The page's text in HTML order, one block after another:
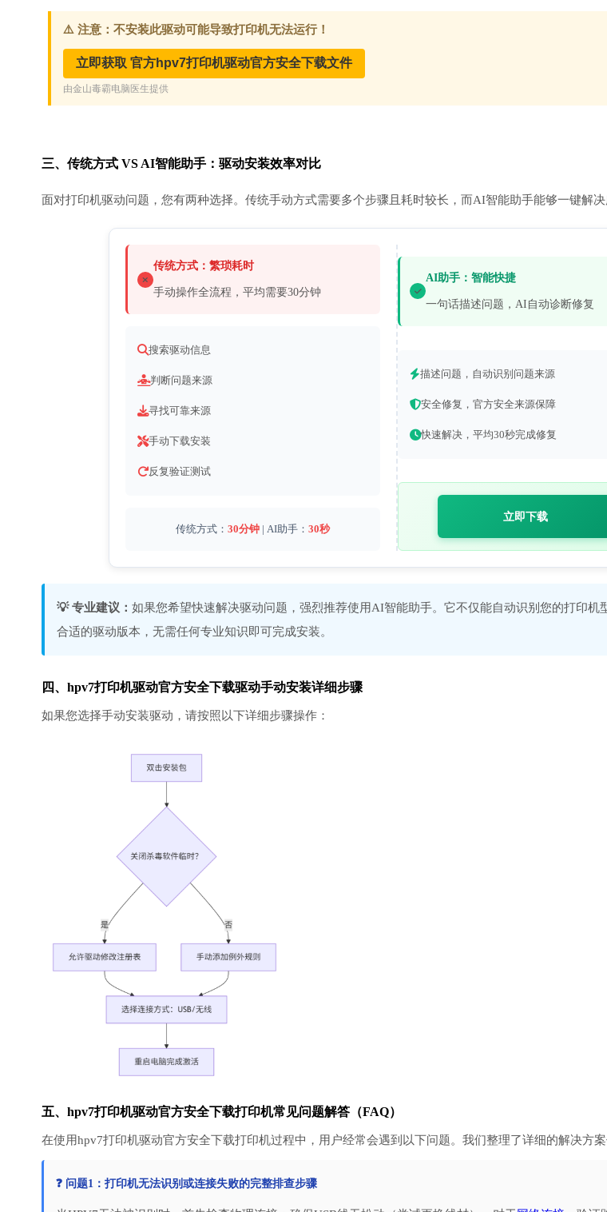
三、传统方式 VS AI智能助手：驱动安装效率对比
面对打印机驱动问题，您有两种选择。传统手动方式需要多个步骤且耗时较长，而AI智能助手能够一键解决
传统方式：繁琐耗时
手动操作全流程，平均需要30分钟
搜索驱动信息
判断问题来源
寻找可靠来源
手动下载安装
反复验证测试
传统方式： 30分钟 | AI助手： 30秒
AI助手：智能快捷
一句话描述问题，AI自动诊断修复
描述问题，自动识别问题来源
安全修复，官方安全来源保障
快速解决，平均30秒完成修复
立即下载
💡 专业建议： 如果您希望快速解决驱动问题，强烈推荐使用AI智能助手。它不仅能自动识别您的打印机
合适的驱动版本，无需任何专业知识即可完成安装。
四、hpv7打印机驱动官方安全下载驱动手动安装详细步骤
如果您选择手动安装驱动，请按照以下详细步骤操作：
五、hpv7打印机驱动官方安全下载打印机常见问题解答（FAQ）
在使用hpv7打印机驱动官方安全下载打印机过程中，用户经常会遇到以下问题。我们整理了详细的解决方案
❓ 问题1：打印机无法识别或连接失败的完整排查步骤